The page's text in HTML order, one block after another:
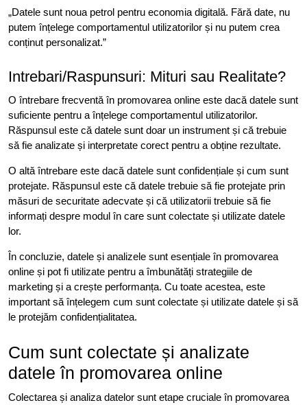
„Datele sunt noua petrol pentru economia digitală. Fără date, nu
putem înțelege comportamentul utilizatorilor și nu putem crea
conținut personalizat.”
Intrebari/Raspunsuri: Mituri sau Realitate?
O întrebare frecventă în promovarea online este dacă datele sunt
suficiente pentru a înțelege comportamentul utilizatorilor.
Răspunsul este că datele sunt doar un instrument și că trebuie
să fie analizate și interpretate corect pentru a obține rezultate.
O altă întrebare este dacă datele sunt confidențiale și cum sunt
protejate. Răspunsul este că datele trebuie să fie protejate prin
măsuri de securitate adecvate și că utilizatorii trebuie să fie
informați despre modul în care sunt colectate și utilizate datele
lor.
În concluzie, datele și analizele sunt esențiale în promovarea
online și pot fi utilizate pentru a îmbunătăți strategiile de
marketing și a crește performanța. Cu toate acestea, este
important să înțelegem cum sunt colectate și utilizate datele și să
le protejăm confidențialitatea.
Cum sunt colectate și analizate
datele în promovarea online
Colectarea și analiza datelor sunt etape cruciale în promovarea